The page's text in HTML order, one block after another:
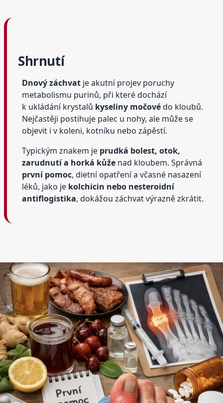
Shrnutí
Dnový záchvat je akutní projev poruchy
metabolismu purinů, při které dochází
k ukládání krystalů kyseliny močovédo kloubů.
Nejčastěji postihuje palec u nohy, ale může se
objevit i v koleni, kotníku nebo zápěstí.
Typickým znakem je prudká bolest, otok,
zarudnutí a horká kůže nad kloubem. Správná
první pomoc, dietní opatření a včasné nasazení
léků, jako je kolchicin nebo nesteroidní
antiflogistika, dokážou záchvat výrazně zkrátit.